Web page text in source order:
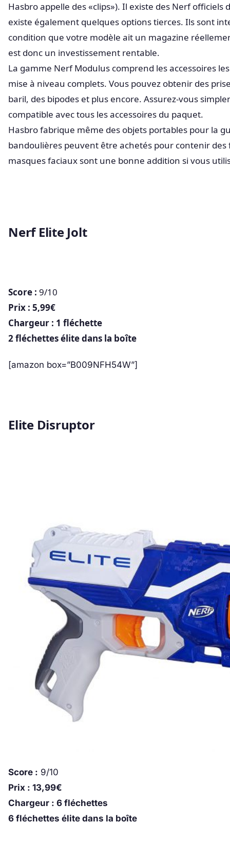
Hasbro appelle des «clips»). Il existe des Nerf
existe également quelques options tierces. Ils sont
condition que votre modèle ait un magazine
est donc un investissement rentable.
La gamme Nerf Modulus comprend les accessoires
mise à niveau complets. Vous pouvez obtenir des
baril, des bipodes et plus encore. Assurez-vous
compatible avec tous les accessoires du paquet.
Hasbro fabrique même des objets portables pour la
bandoulières peuvent être achetés pour contenir
masques faciaux sont une bonne addition si vous
Nerf Elite Jolt
Score : 9/10
Prix : 5,99€
Chargeur : 1 fléchette
2 fléchettes élite dans la boîte
[amazon box=”B009NFH54W”]
Elite Disruptor
Score : 9/10
Prix : 13,99€
Chargeur : 6 fléchettes
6 fléchettes élite dans la boîte